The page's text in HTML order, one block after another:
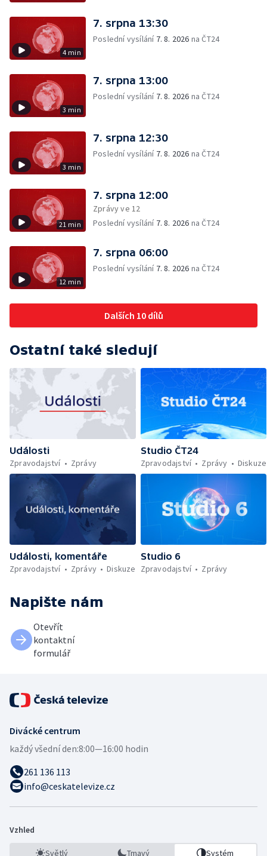
4 min
7. srpna 13:30
Poslední vysílání 7. 8. 2026 na ČT24
3 min
7. srpna 13:00
Poslední vysílání 7. 8. 2026 na ČT24
3 min
7. srpna 12:30
Poslední vysílání 7. 8. 2026 na ČT24
21 min
7. srpna 12:00
Zprávy ve 12
Poslední vysílání 7. 8. 2026 na ČT24
12 min
7. srpna 06:00
Poslední vysílání 7. 8. 2026 na ČT24
Dalších 10 dílů
Ostatní také sledují
Události
Zpravodajství
Zprávy
Studio ČT24
Zpravodajství
Zprávy Diskuze
Události, komentáře
Zpravodajství
Zprávy Diskuze
Studio 6
Zpravodajství
Zprávy
Napište nám
Otevřít
kontaktní
formulář
Divácké centrum
každý všední den:8:00—16:00 hodin
261 136 113
info@ceskatelevize.cz
Vzhled
Světlý Tmavý Systém